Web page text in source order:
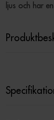
ljus och har